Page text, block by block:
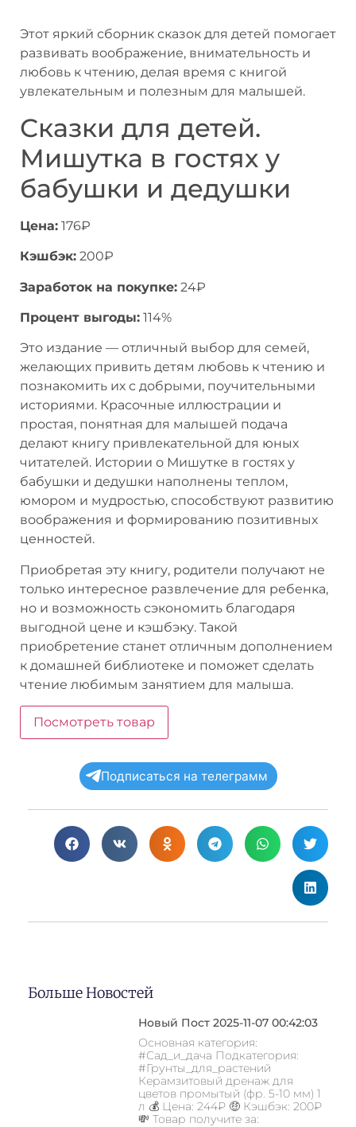
Этот яркий сборник сказок для детей помогает
развивать воображение, внимательность и
любовь к чтению, делая время с книгой
увлекательным и полезным для малышей.
Сказки для детей.
Мишутка в гостях у
бабушки и дедушки
Цена: 176₽
Кэшбэк: 200₽
Заработок на покупке: 24₽
Процент выгоды: 114%
Это издание — отличный выбор для семей,
желающих привить детям любовь к чтению и
познакомить их с добрыми, поучительными
историями. Красочные иллюстрации и
простая, понятная для малышей подача
делают книгу привлекательной для юных
читателей. Истории о Мишутке в гостях у
бабушки и дедушки наполнены теплом,
юмором и мудростью, способствуют развитию
воображения и формированию позитивных
ценностей.
Приобретая эту книгу, родители получают не
только интересное развлечение для ребенка,
но и возможность сэкономить благодаря
выгодной цене и кэшбэку. Такой
приобретение станет отличным дополнением
к домашней библиотеке и поможет сделать
чтение любимым занятием для малыша.
Посмотреть товар
Подписаться на телеграмм
Больше Новостей
Новый Пост 2025-11-07 00:42:03
Основная категория:
#Сад_и_дача Подкатегория:
#Грунты_для_растений
Керамзитовый дренаж для
цветов промытый (фр. 5-10 мм) 1
л 💰 Цена: 244₽ 🤑 Кэшбэк: 200₽
💸 Товар получите за: